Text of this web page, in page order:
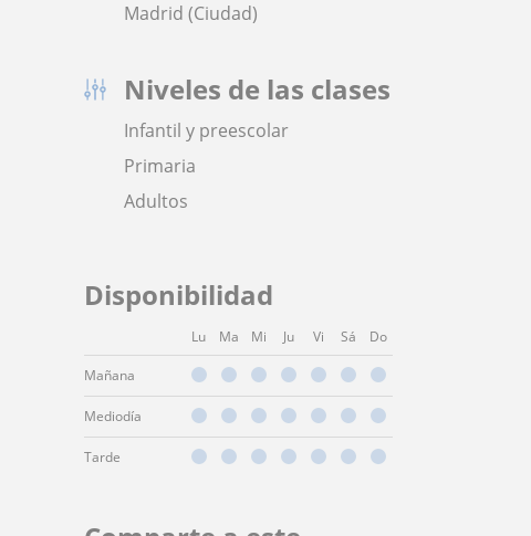
Madrid (Ciudad)
Niveles de las clases
Infantil y preescolar
Primaria
Adultos
Disponibilidad
Lu Ma Mi Ju Vi Sá Do
Mañana
Mediodía
Tarde